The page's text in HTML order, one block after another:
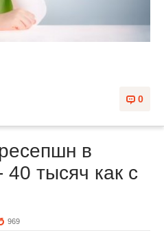
0
в
40 тысяч как с
969